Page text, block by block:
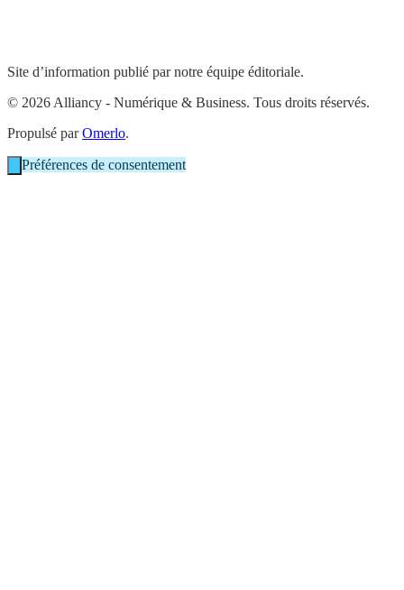
Site d’information publié par notre équipe éditoriale.
© 2026 Alliancy - Numérique & Business. Tous droits réservés.
Propulsé parOmerlo.
Préférences de consentement